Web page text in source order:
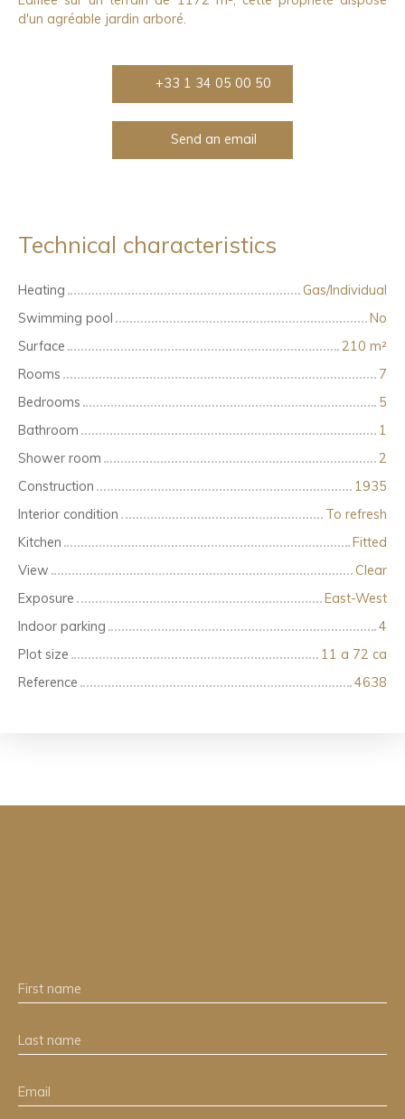
d'un agréable jardin arboré.
+33 1 34 05 00 50
Send an email
Technical characteristics
Heating
Gas/Individual
Swimming pool
No
Surface
210 m²
Rooms
7
Bedrooms
5
Bathroom
1
Shower room
2
Construction
1935
Interior condition
To refresh
Kitchen
Fitted
View
Clear
Exposure
East-West
Indoor parking
4
Plot size
11 a 72 ca
Reference
4638
First name
Last name
Email